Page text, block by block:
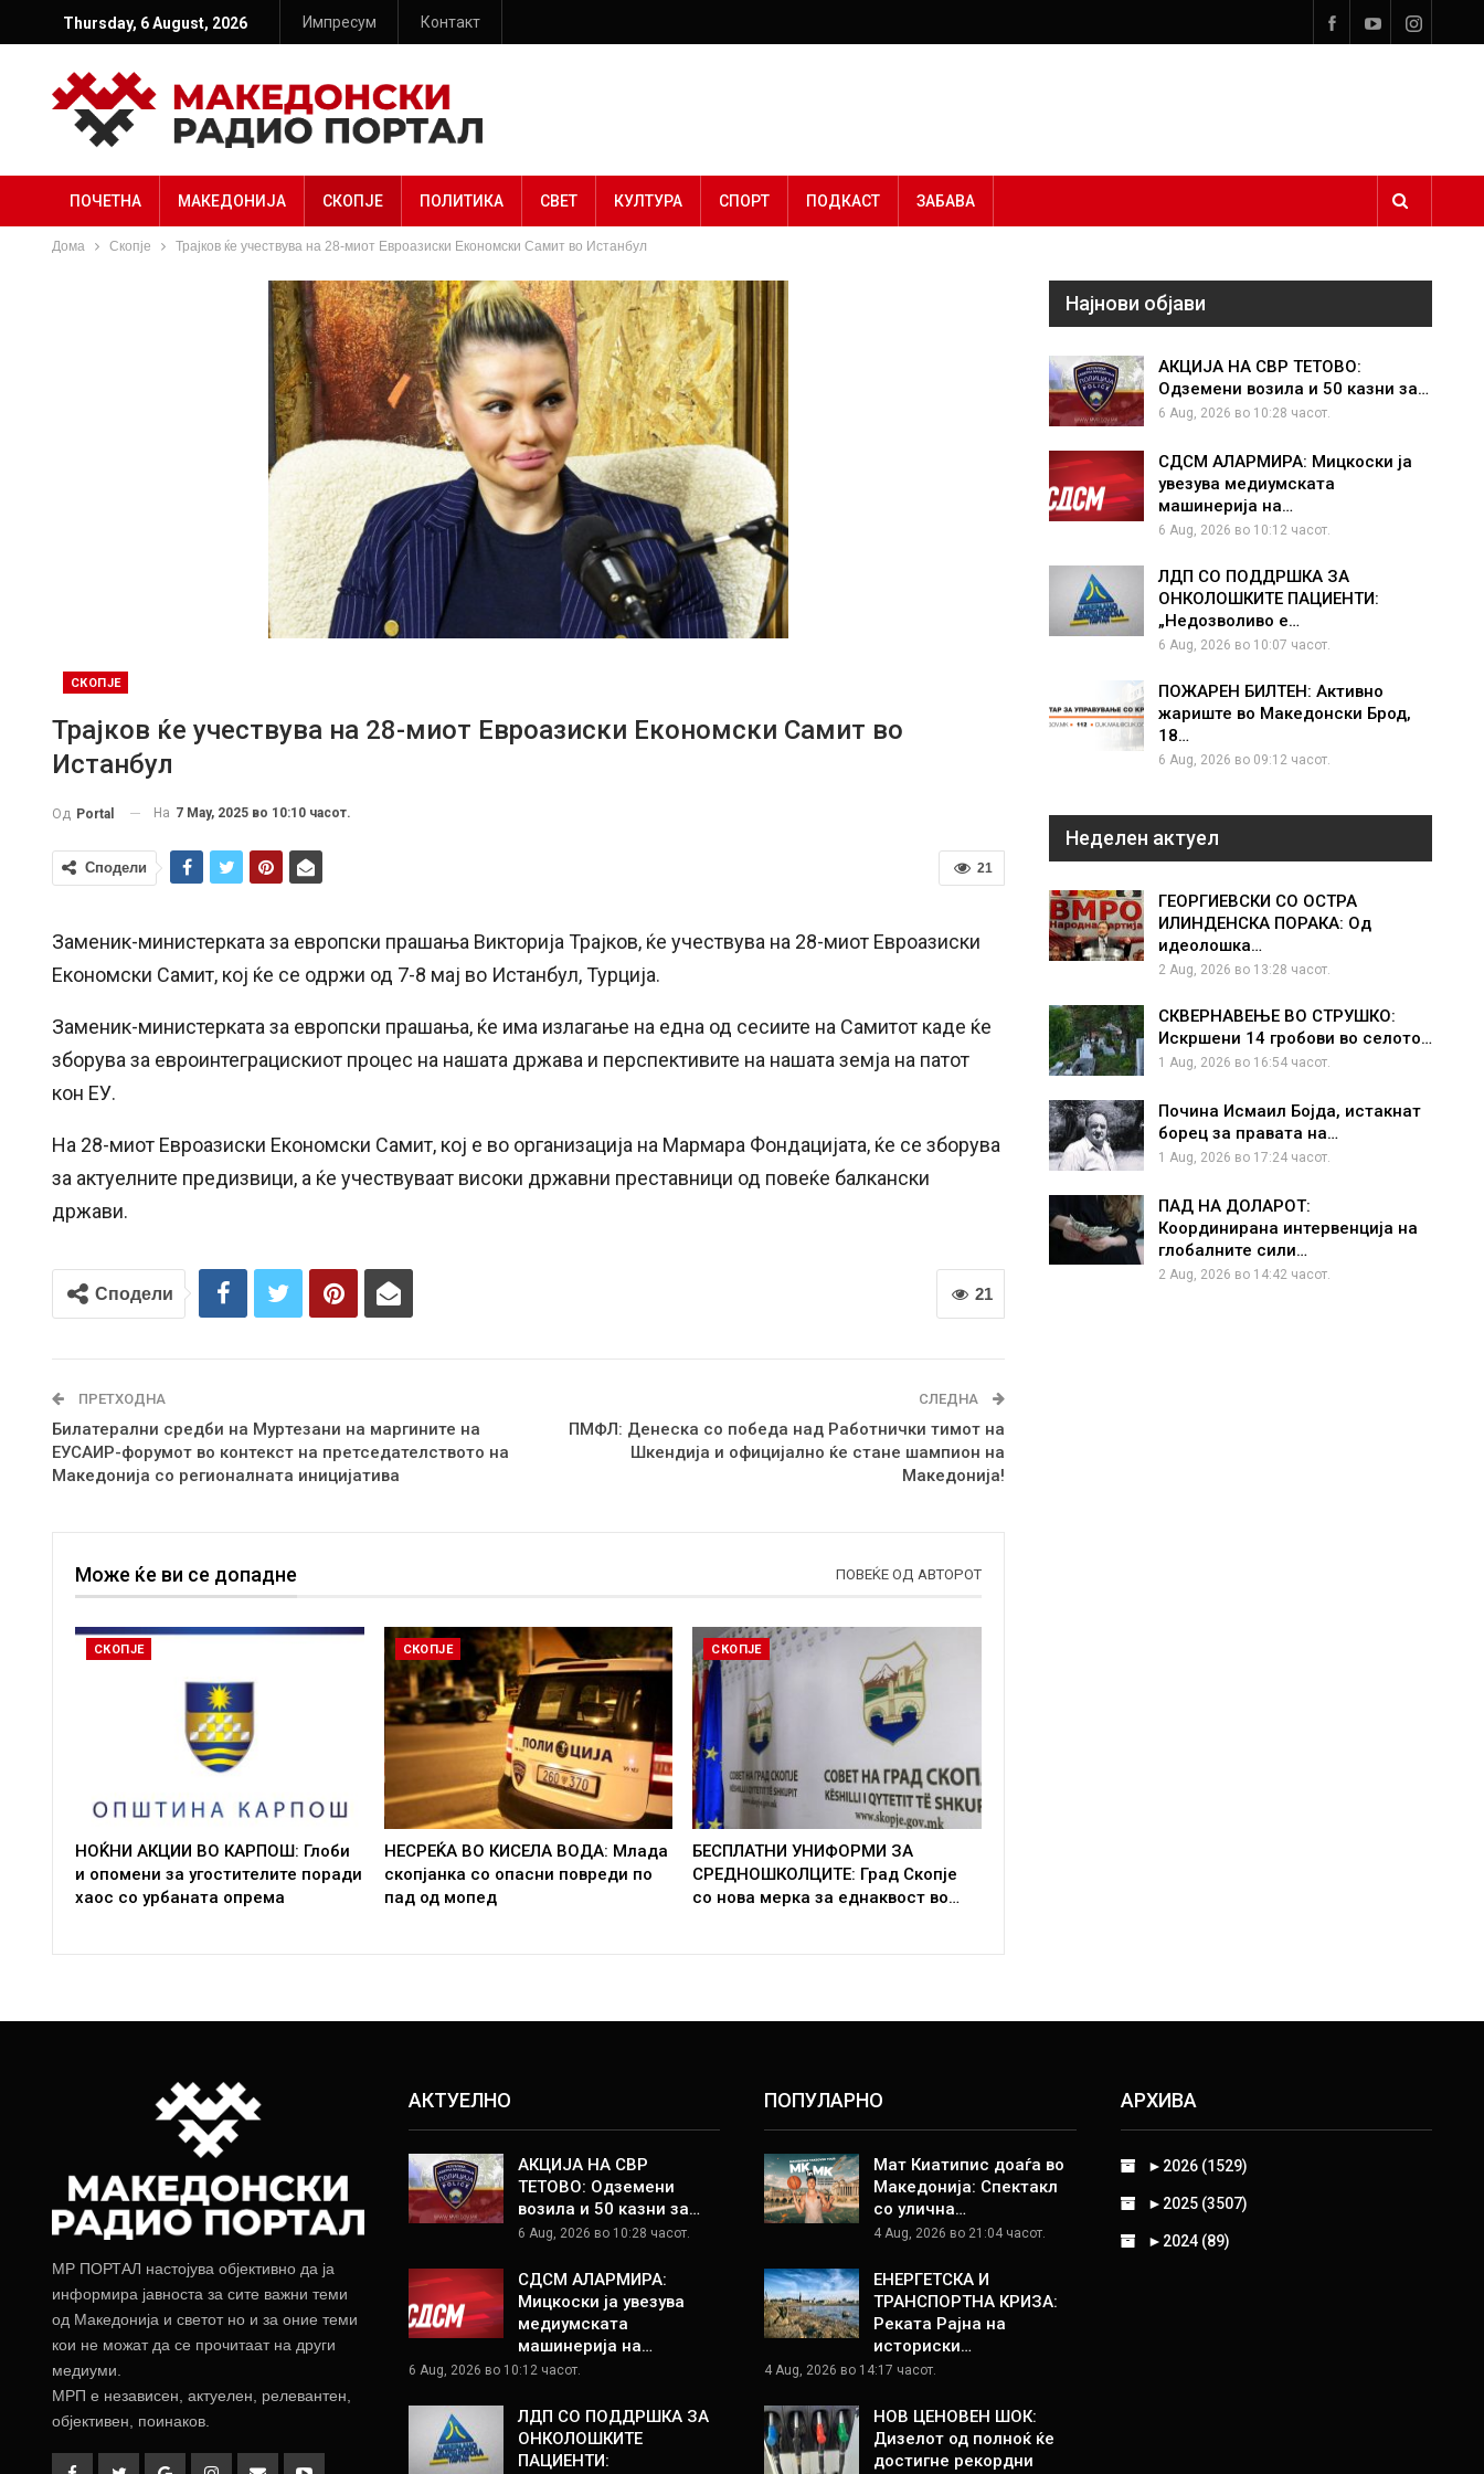
Thursday, 6 August, 2026 Импресум Контакт
ПОЧЕТНА МАКЕДОНИЈА СКОПЈЕ ПОЛИТИКА СВЕТ КУЛТУРА СПОРТ ПОДКАСТ ЗАБАВА
Дома Скопје Трајков ќе учествува на 28-миот Евроазиски Економски Самит во Истанбул
СКОПЈЕ
Трајков ќе учествува на 28-миот Евроазиски Економски Самит во
Истанбул
Од Portal На 7 May, 2025 во 10:10 часот.
21
Сподели
Заменик-министерката за европски прашањa Викторија Трајков, ќе учествува на 28-миот Евроазиски
Економски Самит, кој ќе се одржи од 7-8 мај во Истанбул, Турција.
Заменик-министерката за европски прашања, ќе има излагање на една од сесиите на Самитот каде ќе
зборува за евроинтеграцискиот процес на нашата држава и перспективите на нашата земја на патот
кон ЕУ.
На 28-миот Евроазиски Економски Самит, кој е во организација на Мармара Фондацијата, ќе се зборува
за актуелните предизвици, а ќе учествуваат високи државни преставници од повеќе балкански
држави.
21
Сподели
ПРЕТХОДНА
Билатерални средби на Муртезани на маргините на
ЕУСАИР-форумот во контекст на претседателството на
Македонија со регионалната иницијатива
СЛЕДНА
ПМФЛ: Денеска со победа над Работнички тимот на
Шкендија и официјално ќе стане шампион на
Македонија!
Може ќе ви се допадне ПОВЕЌЕ ОД АВТОРОТ
СКОПЈЕ
НОЌНИ АКЦИИ ВО КАРПОШ: Глоби
и опомени за угостителите поради
хаос со урбаната опрема
СКОПЈЕ
НЕСРЕЌА ВО КИСЕЛА ВОДА: Млада
скопјанка со опасни повреди по
пад од мопед
СКОПЈЕ
БЕСПЛАТНИ УНИФОРМИ ЗА
СРЕДНОШКОЛЦИТЕ: Град Скопје
со нова мерка за еднаквост во…
Најнови објави
АКЦИЈА НА СВР ТЕТОВО:
Одземени возила и 50 казни за…
6 Aug, 2026 во 10:28 часот.
СДСМ АЛАРМИРА: Мицкоски ја
увезува медиумската
машинерија на…
6 Aug, 2026 во 10:12 часот.
ЛДП СО ПОДДРШКА ЗА
ОНКОЛОШКИТЕ ПАЦИЕНТИ:
„Недозволиво е…
6 Aug, 2026 во 10:07 часот.
ПОЖАРЕН БИЛТЕН: Активно
жариште во Македонски Брод,
18…
6 Aug, 2026 во 09:12 часот.
Неделен актуел
ГЕОРГИЕВСКИ СО ОСТРА
ИЛИНДЕНСКА ПОРАКА: Од
идеолошка…
2 Aug, 2026 во 13:28 часот.
СКВЕРНАВЕЊЕ ВО СТРУШКО:
Искршени 14 гробови во селото…
1 Aug, 2026 во 16:54 часот.
Почина Исмаил Бојда, истакнат
борец за правата на…
1 Aug, 2026 во 17:24 часот.
ПАД НА ДОЛАРОТ:
Координирана интервенција на
глобалните сили…
2 Aug, 2026 во 14:42 часот.
МР ПОРТАЛ настојува објективно да ја
информира јавноста за сите важни теми
од Македонија и светот но и за оние теми
кои не можат да се прочитаат на други
медиуми.
МРП е независен, актуелен, релевантен,
објективен, поинаков.
АКТУЕЛНО
АКЦИЈА НА СВР
ТЕТОВО: Одземени
возила и 50 казни за…
6 Aug, 2026 во 10:28 часот.
СДСМ АЛАРМИРА:
Мицкоски ја увезува
медиумската
машинерија на…
6 Aug, 2026 во 10:12 часот.
ЛДП СО ПОДДРШКА ЗА
ОНКОЛОШКИТЕ
ПАЦИЕНТИ:
ПОПУЛАРНО
Мат Киатипис доаѓа во
Македонија: Спектакл
со улична…
4 Aug, 2026 во 21:04 часот.
ЕНЕРГЕТСКА И
ТРАНСПОРТНА КРИЗА:
Реката Рајна на
историски…
4 Aug, 2026 во 14:17 часот.
НОВ ЦЕНОВЕН ШОК:
Дизелот од полноќ ќе
достигне рекордни
АРХИВА
► 2026 (1529)
► 2025 (3507)
► 2024 (89)